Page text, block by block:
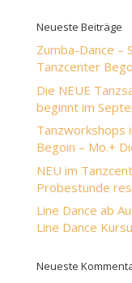
Neueste Beiträge
Zumba-Dance –
Tanzcenter
Die NEUE
beginnt im
Tanzworkshops
Begoin – Mo.+
NEU im
Probestunde
Line Dance ab
Line Dance
Neueste